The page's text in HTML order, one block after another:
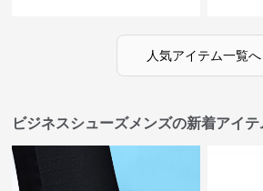
人気アイテム一覧へ
ビジネスシューズメンズの新着アイテ